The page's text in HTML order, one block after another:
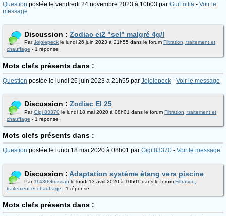
Question postée le vendredi 24 novembre 2023 à 10h03 par GuiFoilia - Voir le
message
Discussion : Zodiac ei2 "sel" malgré 4g/l
ParJojolepeck le lundi 26 juin 2023 à 21h55 dans le forum Filtration, traitement et
chauffage - 1 réponse
Mots clefs présents dans :
Question postée le lundi 26 juin 2023 à 21h55 par Jojolepeck - Voir le message
Discussion : Zodiac EI 25
ParGigi 83370 le lundi 18 mai 2020 à 08h01 dans le forum Filtration, traitement et
chauffage - 1 réponse
Mots clefs présents dans :
Question postée le lundi 18 mai 2020 à 08h01 par Gigi 83370 - Voir le message
Discussion : Adaptation système étang vers piscine
Par 11430Gruissan le lundi 13 avril 2020 à 10h01 dans le forum Filtration,
traitement et chauffage - 1 réponse
Mots clefs présents dans :